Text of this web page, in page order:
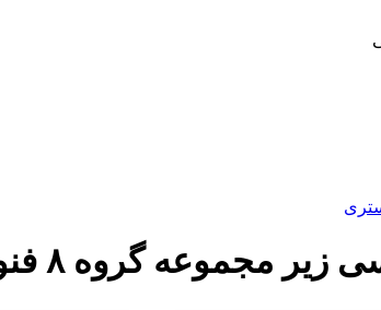
مجموعه گروه ۸ فنون هنری